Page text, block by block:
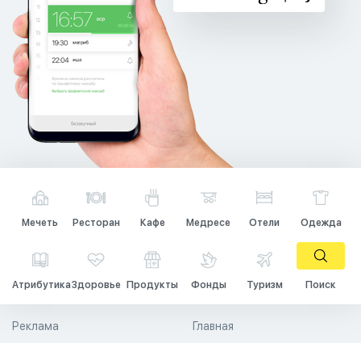
Мечеть Ресторан Кафе Медресе Отели Одежда
АтрибутикаЗдоровье Продукты Фонды Туризм Поиск
Главная
Реклама